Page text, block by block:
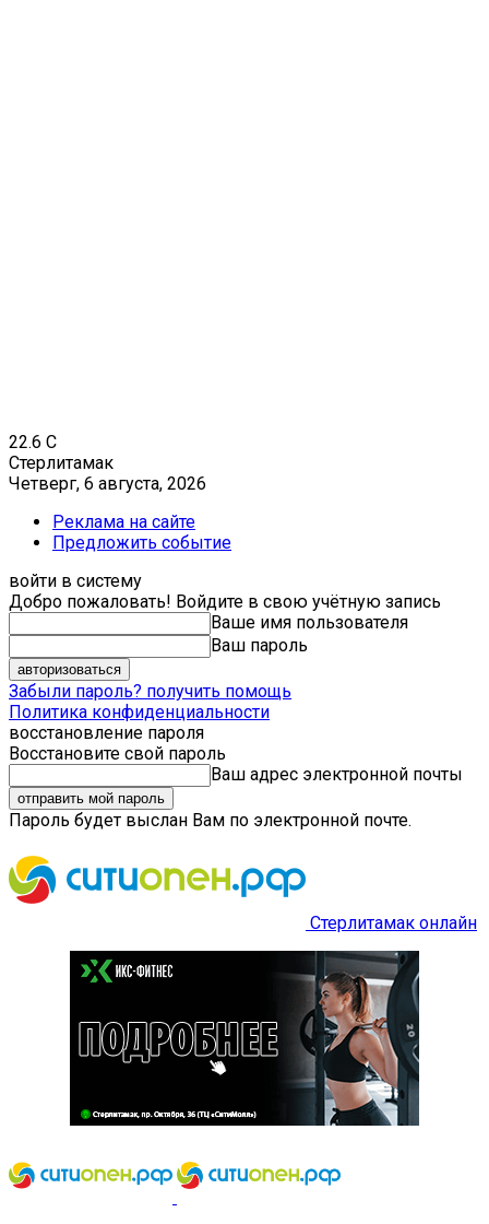
22.6 C
Стерлитамак
Четверг, 6 августа, 2026
Реклама на сайте
Предложить событие
войти в систему
Добро пожаловать! Войдите в свою учётную запись
Ваше имя пользователя
Ваш пароль
Забыли пароль? получить помощь
Политика конфиденциальности
восстановление пароля
Восстановите свой пароль
Ваш адрес электронной почты
Пароль будет выслан Вам по электронной почте.
Стерлитамак онлайн